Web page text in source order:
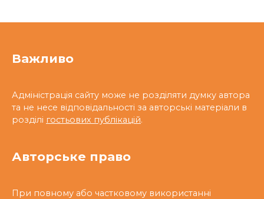
Важливо
Адміністрація сайту може не розділяти думку автора
та не несе відповідальності за авторські матеріали в
розділі гостьових публікацій.
Авторське право
При повному або частковому використанні